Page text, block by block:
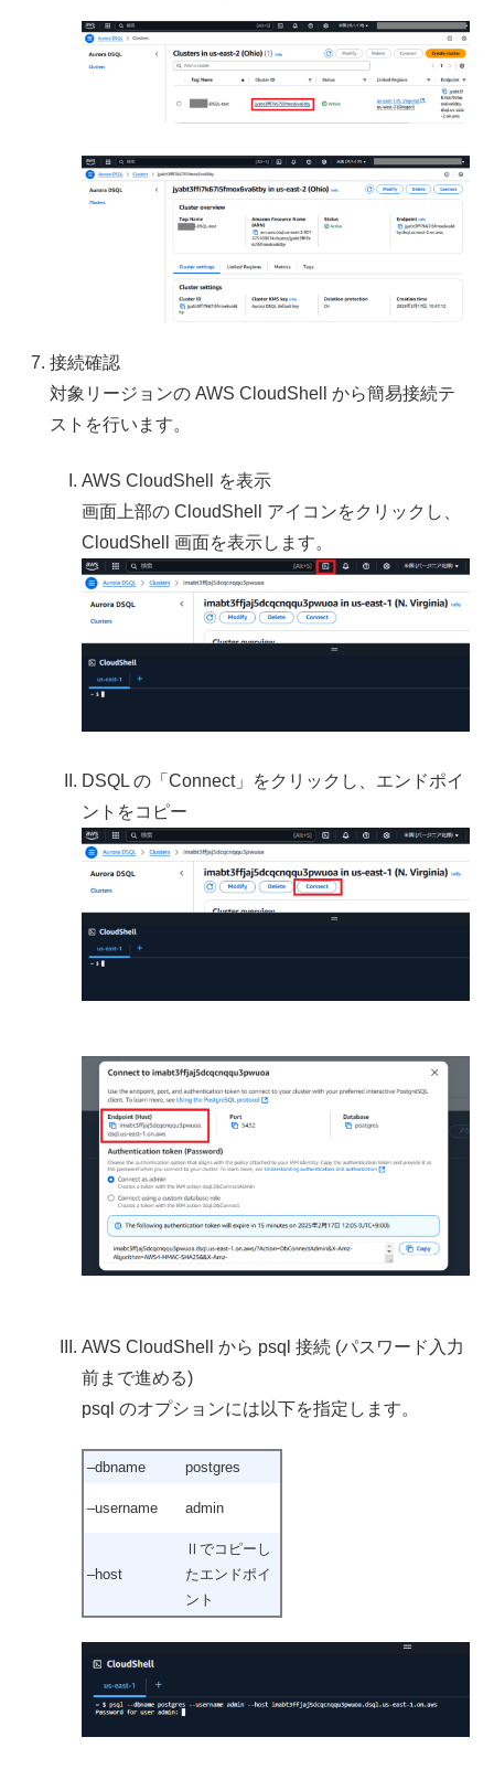
接続確認
対象リージョンの AWS CloudShell から簡易接続テ
ストを行います。
AWS CloudShell を表示
画面上部の CloudShell アイコンをクリックし、
CloudShell 画面を表示します。
DSQL の「Connect」をクリックし、エンドポイ
ントをコピー
AWS CloudShell から psql 接続 (パスワード入力
前まで進める)
psql のオプションには以下を指定します。
–dbname postgres
–username admin
–host
Ⅱでコピーし
たエンドポイ
ント